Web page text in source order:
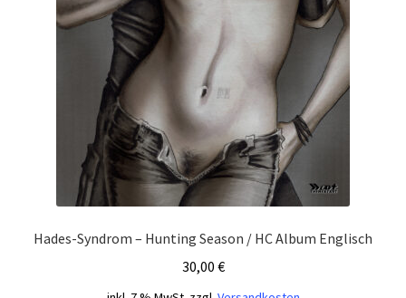
Hades-Syndrom – Hunting Season / HC Album Englisch
30,00 €